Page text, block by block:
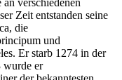
Zeit entstanden seine
die
und
Er starb 1274 in der
wurde er